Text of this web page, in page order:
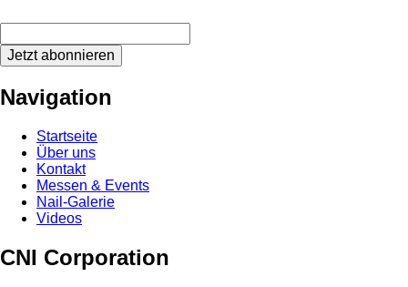
Jetzt abonnieren
Navigation
Startseite
Über uns
Kontakt
Messen & Events
Nail-Galerie
Videos
CNI Corporation